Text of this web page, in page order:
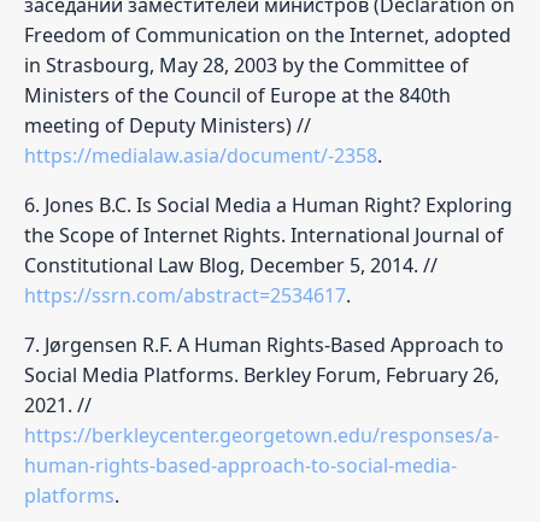
Freedom of Communication on the Internet, adopted
in Strasbourg, May 28, 2003 by the Committee of
Ministers of the Council of Europe at the 840th
meeting of Deputy Ministers) //
https://medialaw.asia/document/-2358.
6. Jones B.C. Is Social Media a Human Right? Exploring
the Scope of Internet Rights. International Journal of
Constitutional Law Blog, December 5, 2014. //
https://ssrn.com/abstract=2534617.
7. Jørgensen R.F. A Human Rights-Based Approach to
Social Media Platforms. Berkley Forum, February 26,
2021. //
https://berkleycenter.georgetown.edu/responses/a-
human-rights-based-approach-to-social-media-
platforms.